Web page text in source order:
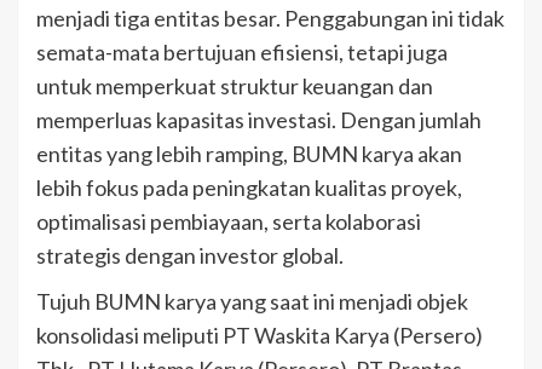
menjadi tiga entitas besar. Penggabungan ini tidak
semata-mata bertujuan efisiensi, tetapi juga
untuk memperkuat struktur keuangan dan
memperluas kapasitas investasi. Dengan jumlah
entitas yang lebih ramping, BUMN karya akan
lebih fokus pada peningkatan kualitas proyek,
optimalisasi pembiayaan, serta kolaborasi
strategis dengan investor global.
Tujuh BUMN karya yang saat ini menjadi objek
konsolidasi meliputi PT Waskita Karya (Persero)